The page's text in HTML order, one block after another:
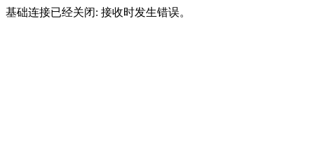
基础连接已经关闭: 接收时发生错误。